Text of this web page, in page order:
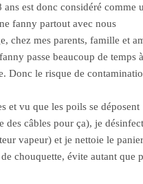
est donc considéré comme
fanny partout avec nous
chez mes parents, famille et
passe beaucoup de temps
Donc le risque de
et vu que les poils se déposent
des câbles pour ça), je
vapeur) et je nettoie le
chouquette, évite autant que